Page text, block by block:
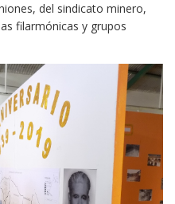
del sindicato minero,
filarmónicas y grupos